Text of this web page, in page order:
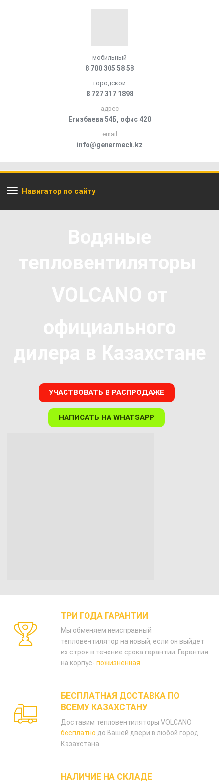
мобильный
8 700 305 58 58
городской
8 727 317 1898
адрес
Егизбаева 54Б, офис 420
email
info@genermech.kz
Навигатор по сайту
Водяные
тепловентиляторы
VOLCANO от
официального
дилера в Казахстане
УЧАСТВОВАТЬ В РАСПРОДАЖЕ
НАПИСАТЬ НА WHATSAPP
ТРИ ГОДА ГАРАНТИИ
Мы обменяем неисправный
тепловентилятор на новый, если он выйдет
из строя в течение срока гарантии. Гарантия
на корпус- пожизненная
БЕСПЛАТНАЯ ДОСТАВКА ПО
ВСЕМУ КАЗАХСТАНУ
Доставим тепловентиляторы VOLCANO
бесплатно до Вашей двери в любой город
Казахстана
НАЛИЧИЕ НА СКЛАДЕ